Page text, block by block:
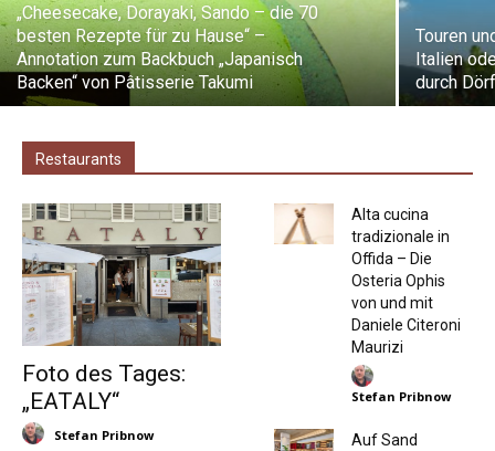
„Cheesecake, Dorayaki, Sando – die 70
besten Rezepte für zu Hause“ –
Annotation zum Backbuch „Japanisch
Backen“ von Pâtisserie Takumi
Touren
Italien
durch
Restaurants
Foto des Tages:
„EATALY“
Stefan Pribnow
Alta cucina
tradizionale in
Offida – Die
Osteria Ophis
von und mit
Daniele Citeroni
Maurizi
Stefan Pribnow
Auf Sand